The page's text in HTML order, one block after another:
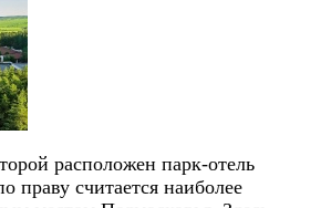
расположен парк-отель
праву считается наиболее